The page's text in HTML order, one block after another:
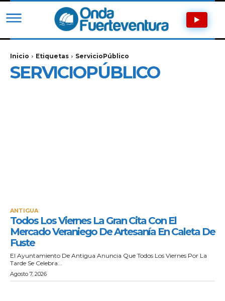
Inicio Etiquetas ServicioPúblico
SERVICIOPÚBLICO
ANTIGUA
Todos Los Viernes La Gran Cita Con El
Mercado Veraniego De Artesanía En Caleta De
Fuste
El Ayuntamiento De Antigua Anuncia Que Todos Los Viernes Por La
Tarde Se Celebra...
Agosto 7, 2026